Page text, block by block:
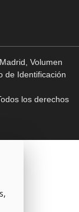
Volumen
de Identificación
los derechos